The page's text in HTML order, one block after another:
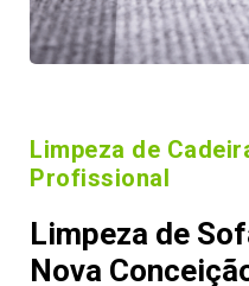
Limpeza de
Profissional
Limpeza de
Nova